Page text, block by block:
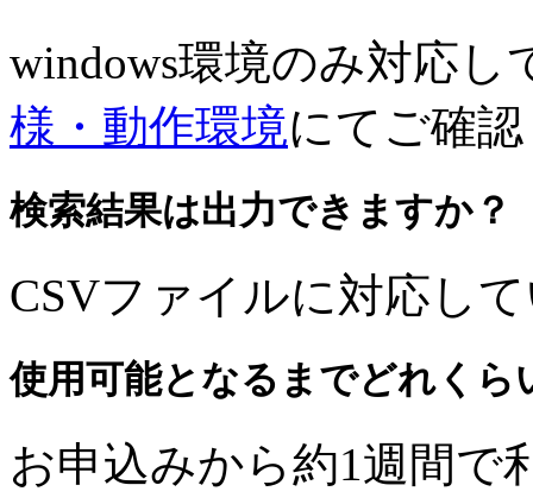
windows環境のみ対応
様・動作環境にてご確
検索結果は出力できますか？
CSVファイルに対応し
使用可能となるまでどれく
お申込みから約1週間で